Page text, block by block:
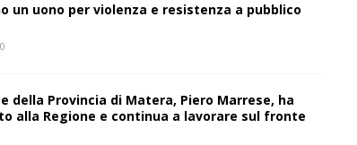
un uono per violenza e resistenza a pubblico
0
della Provincia di Matera, Piero Marrese, ha
alla Regione e continua a lavorare sul fronte